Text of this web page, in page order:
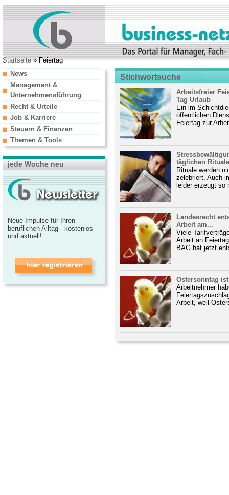
Startseite» Feiertag
Stichwortsuche
Arbeitsfreier
Tag Urlaub
Ein im
öffentlichen
Feiertag zur
täglichen Rituale
Rituale werden
zelebriert. Auch
leider erzeugt so
Landesrecht
Arbeit am...
Viele
Arbeit an
BAG hat jetzt
Ostersonntag
Arbeitnehmer
Arbeit, weil
News
Management &
Unternehmensführung
Recht & Urteile
Job & Karriere
Steuern & Finanzen
Themen & Tools
jede Woche neu
Neue Impulse für Ihren
beruflichen Alltag - kostenlos
und aktuell!